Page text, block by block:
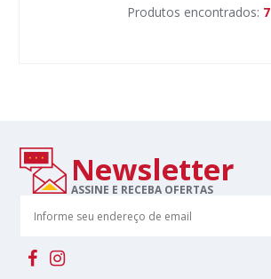
Produtos encontrados: 7
Newsletter
ASSINE E RECEBA OFERTAS